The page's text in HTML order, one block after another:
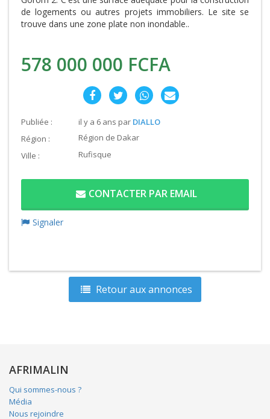
de logements ou autres projets immobiliers. Le site se
trouve dans une zone plate non inondable..
578 000 000 FCFA
Publiée : il y a 6 ans par DIALLO
Région :
Région de Dakar
Ville :
Rufisque
CONTACTER PAR EMAIL
Signaler
Retour aux annonces
AFRIMALIN
Qui sommes-nous ?
Média
Nous rejoindre